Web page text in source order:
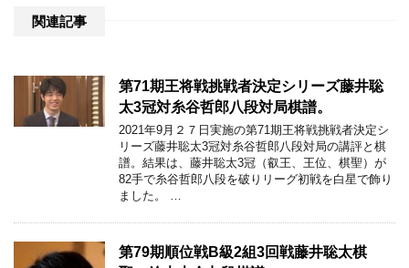
関連記事
第71期王将戦挑戦者決定シリーズ藤井聡
太3冠対糸谷哲郎八段対局棋譜。
2021年9月２７日実施の第71期王将戦挑戦者決定シ
リーズ藤井聡太3冠対糸谷哲郎八段対局の講評と棋
譜。結果は、藤井聡太3冠（叡王、王位、棋聖）が
82手で糸谷哲郎八段を破りリーグ初戦を白星で飾り
ました。 …
第79期順位戦B級2組3回戦藤井聡太棋